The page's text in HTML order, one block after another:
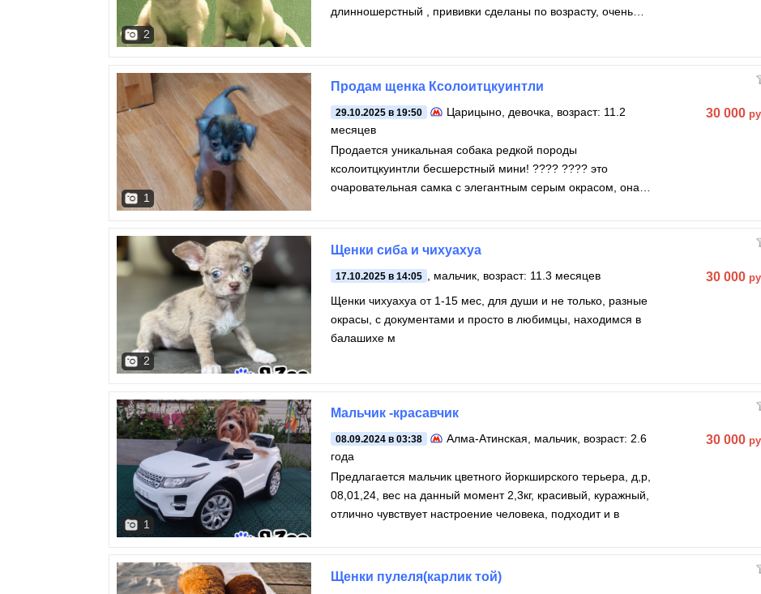
2
длинношерстный , прививки сделаны по возрасту, очень
1
Продам щенка Ксолоитцкуинтли
29.10.2025 в 19:50 Царицыно, девочка, возраст: 11.2
месяцев
Продается уникальная собака редкой породы
ксолоитцкуинтли бесшерстный мини! ???? ???? это
очаровательная самка с элегантным серым окрасом, она
30 000
2
Щенки сиба и чихуахуа
17.10.2025 в 14:05
, мальчик, возраст: 11.3 месяцев
Щенки чихуахуа от 1-15 мес, для души и не только, разные
окрасы, с документами и просто в любимцы, находимся в
балашихе м
30 000
1
Мальчик -красавчик
08.09.2024 в 03:38 Алма-Атинская, мальчик, возраст: 2.6
года
Предлагается мальчик цветного йоркширского терьера, д,р,
08,01,24, вес на данный момент 2,3кг, красивый, куражный,
отлично чувствует настроение человека, подходит и в
30 000
Щенки пулеля(карлик той)